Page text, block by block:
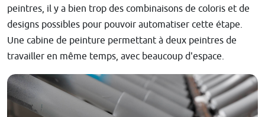
peintres, il y a bien trop des combinaisons de coloris et de
designs possibles pour pouvoir automatiser cette étape.
Une cabine de peinture permettant à deux peintres de
travailler en même temps, avec beaucoup d'espace.